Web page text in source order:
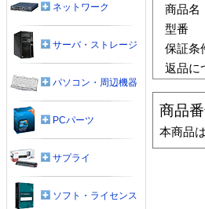
商品名
型番
保証条
返品に
商品
本商品
ネットワーク
サーバ・ストレージ
パソコン・周辺機器
PCパーツ
サプライ
ソフト・ライセンス